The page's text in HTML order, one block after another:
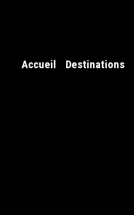
Accueil Destinations